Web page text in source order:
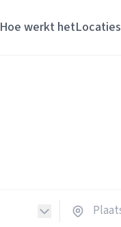
Hoe werkt hetLocaties